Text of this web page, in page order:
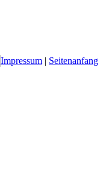
Impressum | Seitenanfang